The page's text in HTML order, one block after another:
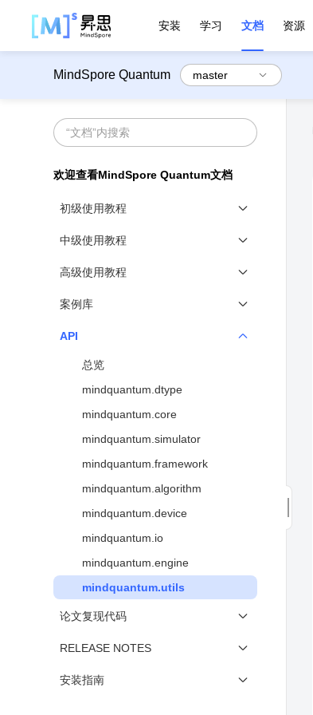
安装 学习 文档 资源
MindSpore Quantum
欢迎查看MindSpore Quantum文档
初级使用教程
初级使用教程概述
量子测量
布洛赫球
中级使用教程
中级使用教程概述
高级使用教程
高级使用教程概述
使用量子化学工具箱高效模拟VQE
算法
案例库
基于MindSpore Quantum的
基于MindSpore Quantum的Shor
算法
HHL 算法
量子相位估计算法
量子近似优化算法
通过量子神经网络对鸢尾花进行分
类
在量子化学计算中应用量子变分求
解器
量子神经网络在自然语言处理中的
应用
使用量子退火启发式算法求解最大
量子启发式算法结合自动调参工具
API
总览
mindquantum.dtype
mindquantum.core
mindquantum.simulator
mindquantum.framework
mindquantum.algorithm
mindquantum.device
mindquantum.io
mindquantum.engine
mindquantum.utils
论文复现代码
论文复现代码
RELEASE NOTES
Release Notes
安装指南